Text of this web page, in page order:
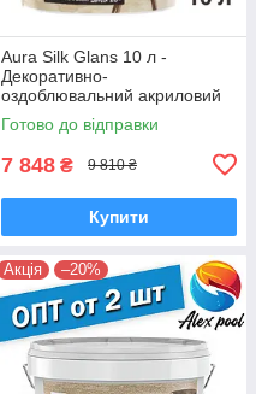
Aura Silk Glans 10 л -
Декоративно-
оздоблювальний акриловий
лакофарбовий матеріал,
Ефект мокрого шовку
Готово до відправки
7 848 ₴ 9 810 ₴
Купити
Акція –20%